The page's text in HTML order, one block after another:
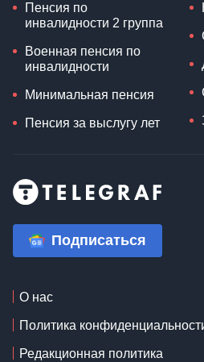
Пенсия по
инвалидности 2 группа
Военная пенсия по
инвалидности
Минимальная пенсия
Пенсия за выслугу лет
Подписаться
О нас
Политика
Редакционная политика